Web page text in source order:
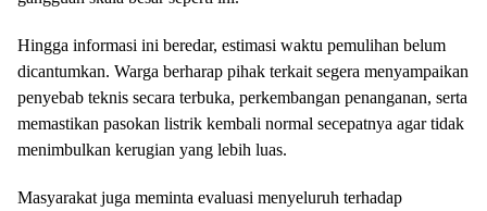
Hingga informasi ini beredar, estimasi waktu pemulihan belum
dicantumkan. Warga berharap pihak terkait segera menyampaikan
penyebab teknis secara terbuka, perkembangan penanganan, serta
memastikan pasokan listrik kembali normal secepatnya agar tidak
menimbulkan kerugian yang lebih luas.
Masyarakat juga meminta evaluasi menyeluruh terhadap